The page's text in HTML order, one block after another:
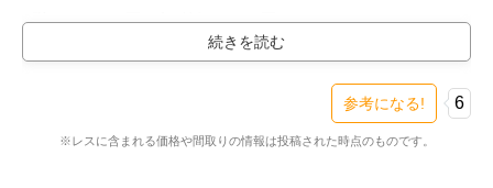
5階　5548万円　坪単価246万円
参考になる! 6
※レスに含まれる価格や間取りの情報は投稿された時点のものです。